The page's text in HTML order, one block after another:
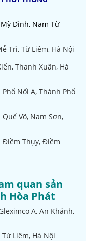
Đình, Nam Từ
Trì, Từ Liêm, Hà Nội
Thanh Xuân, Hà
Nối A, Thành Phố
Võ, Nam Sơn,
Điềm Thụy, Điềm
quan sản
Hòa Phát
A, An Khánh,
Liêm, Hà Nội